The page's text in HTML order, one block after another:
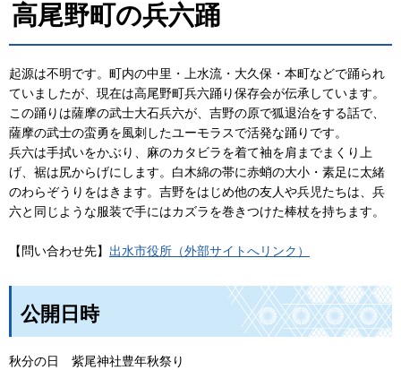
高尾野町の兵六踊
起源は不明です。町内の中里・上水流・大久保・本町などで踊られ
ていましたが、現在は高尾野町兵六踊り保存会が伝承しています。
この踊りは薩摩の武士大石兵六が、吉野の原で狐退治をする話で、
薩摩の武士の蛮勇を風刺したユーモラスで活発な踊りです。
兵六は手拭いをかぶり、麻のカタビラを着て袖を肩までまくり上
げ、裾は尻からげにします。白木綿の帯に赤蛸の大小・素足に太緒
のわらぞうりをはきます。吉野をはじめ他の友人や兵児たちは、兵
六と同じような服装で手にはカズラを巻きつけた棒杖を持ちます。
【問い合わせ先】 出水市役所（外部サイトへリンク）
公開日時
秋分の日 紫尾神社豊年秋祭り